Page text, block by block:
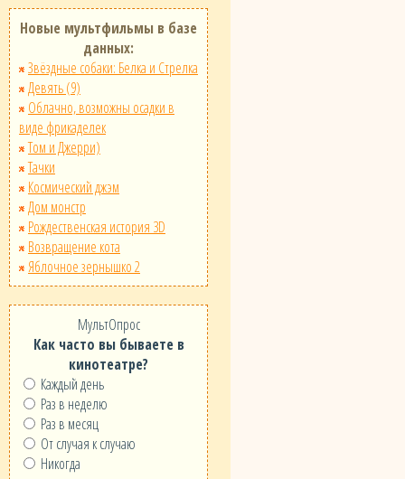
Новые мультфильмы в базе
данных:
Звёздные собаки: Белка и Стрелка
Девять (9)
Облачно, возможны осадки в
виде фрикаделек
Том и Джерри)
Тачки
Космический джэм
Дом монстр
Рождественская история 3D
Возвращение кота
Яблочное зернышко 2
МультОпрос
Как часто вы бываете в
кинотеатре?
Каждый день
Раз в неделю
Раз в месяц
От случая к случаю
Никогда